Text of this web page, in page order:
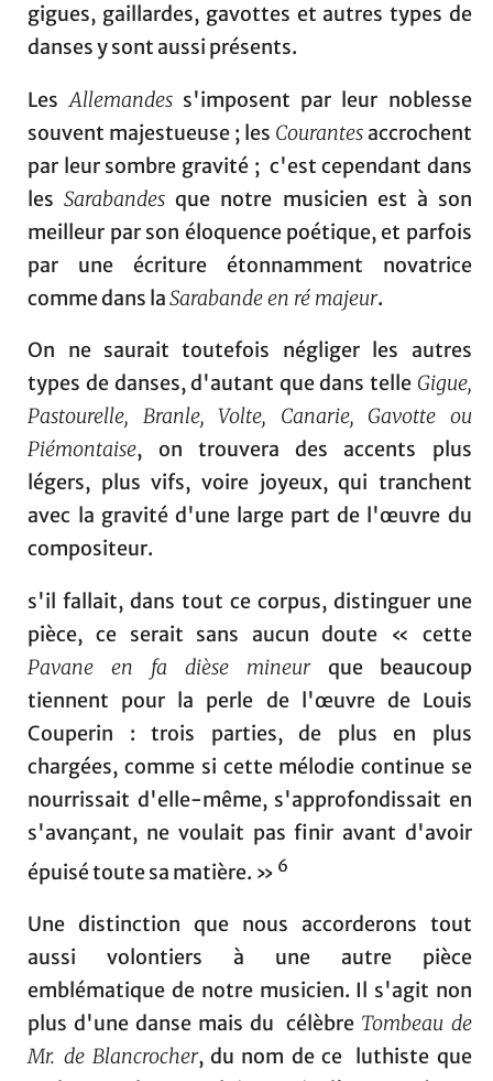
gigues, gaillardes, gavottes et autres types de
danses y sont aussi présents.
LesAllemandess'imposent par leur noblesse
souvent majestueuse ; les Courantesaccrochent
par leur sombre gravité ; c'est cependant dans
lesSarabandes que notre musicien est à son
meilleur par son éloquence poétique, et parfois
par une écriture étonnamment novatrice
comme dans laSarabande en ré majeur.
On ne saurait toutefois négliger les autres
types de danses, d'autant que dans telle Gigue,
Pastourelle, Branle, Volte, Canarie, Gavotte ou
Piémontaise, on trouvera des accents plus
légers, plus vifs, voire joyeux, qui tranchent
avec la gravité d'une large part de l'œuvre du
compositeur.
s'il fallait, dans tout ce corpus, distinguer une
pièce, ce serait sans aucun doute « cette
Pavane en fa dièse mineur que beaucoup
tiennent pour la perle de l'œuvre de Louis
Couperin : trois parties, de plus en plus
chargées, comme si cette mélodie continue se
nourrissait d'elle-même, s'approfondissait en
s'avançant, ne voulait pas finir avant d'avoir
épuisé toute sa matière. » 6
Une distinction que nous accorderons tout
aussi volontiers à une autre pièce
emblématique de notre musicien. Il s'agit non
plus d'une danse mais du célèbre Tombeau de
Mr. de Blancrocher, du nom de ce luthiste que